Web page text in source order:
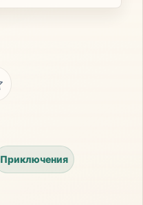
Приключения